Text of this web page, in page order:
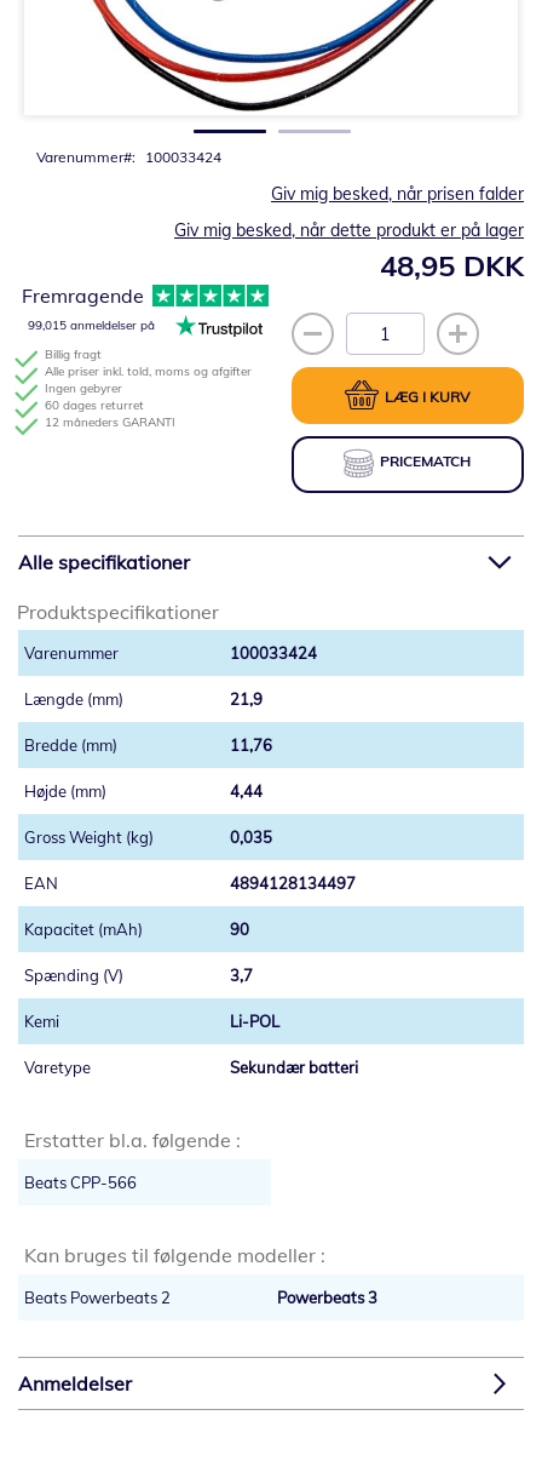
Varenummer 100033424
48,95 DKK
Giv mig besked, når prisen falder
Giv mig besked, når dette produkt er på lager
LÆG I KURV
PRICEMATCH
Billig fragt
Alle priser inkl. told, moms og afgifter
Ingen gebyrer
60 dages returret
12 måneders GARANTI
Fremragende
99,015 anmeldelser på
Alle specifikationer
Produktspecifikationer
100033424
21,9
11,76
4,44
0,035
4894128134497
90
3,7
Li-POL
Sekundær batteri
Erstatter bl.a. følgende :
Beats CPP-566
Kan bruges til følgende modeller :
Beats Powerbeats 2 Powerbeats 3
Anmeldelser